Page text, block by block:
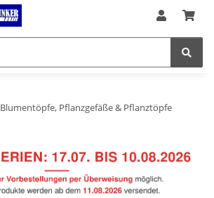
Blumentöpfe, Pflanzgefäße & Pflanztöpfe